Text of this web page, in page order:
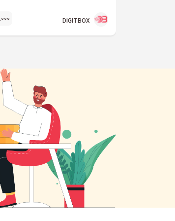
DIGITBOX